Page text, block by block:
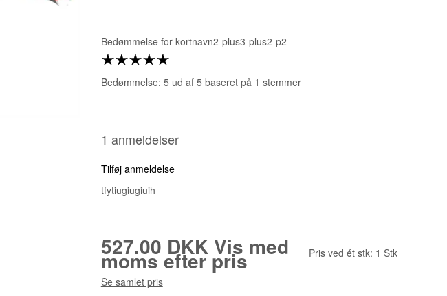
Bedømmelse for kortnavn2-plus3-plus2-p2
Bedømmelse: 5 ud af 5 baseret på 1 stemmer
1 anmeldelser
Tilføj anmeldelse
tfytiugiugiuih
527.00 DKKVis med
moms efter pris Pris ved ét stk: 1 Stk
Se samlet pris